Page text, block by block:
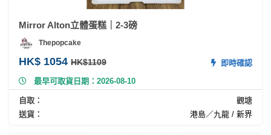
Mirror Alton立體蛋糕｜2-3磅
Thepopcake
HK$ 1054 HK$1109
即時確認
最早可取貨日期：2026-08-10
自取：
觀塘
送貨：
港島／九龍 / 新界